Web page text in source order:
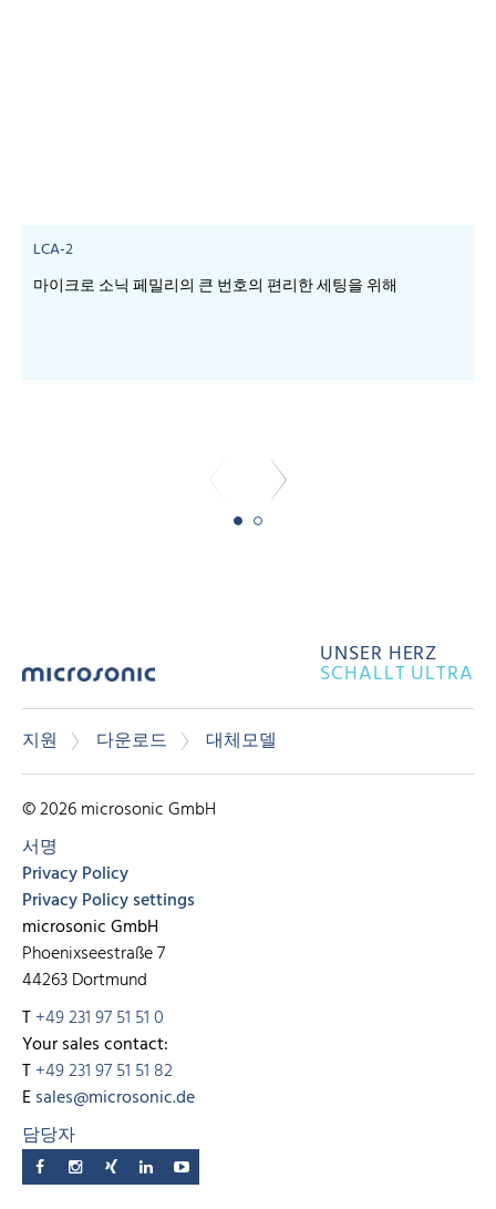
LCA-2
마이크로 소닉 페밀리의 큰 번호의 편리한 세팅을 위해
UNSER HERZ
SCHALLT ULTRA
지원 다운로드 대체모델
© 2026 microsonic GmbH
서명
Privacy Policy
Privacy Policy settings
microsonic GmbH
Phoenixseestraße 7
44263 Dortmund
T+49 231 97 51 51 0
Your sales contact:
T+49 231 97 51 51 82
Esales@microsonic.de
담당자